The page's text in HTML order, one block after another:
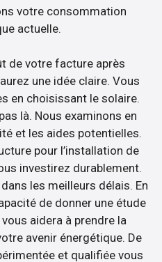
votre consommation
actuelle.
de votre facture après
une idée claire. Vous
en choisissant le solaire.
là. Nous examinons en
et les aides potentielles.
pour l’installation de
investirez durablement.
les meilleurs délais. En
de donner une étude
aidera à prendre la
avenir énergétique. De
et qualifiée vous